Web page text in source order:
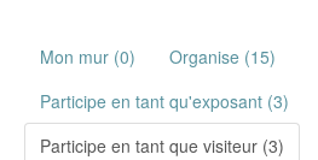
Mon mur (0)
Organise (15)
Participe en tant qu'exposant (3)
Participe en tant que visiteur (3)